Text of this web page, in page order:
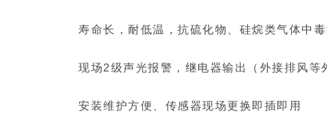
寿命长，耐低温，抗硫化物、硅烷类气体中
现场2级声光报警，继电器输出（外接排风等
安装维护方便、传感器现场更换即插即用